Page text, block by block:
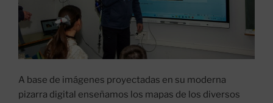
A base de imágenes proyectadas en su moderna
pizarra digital enseñamos los mapas de los diversos